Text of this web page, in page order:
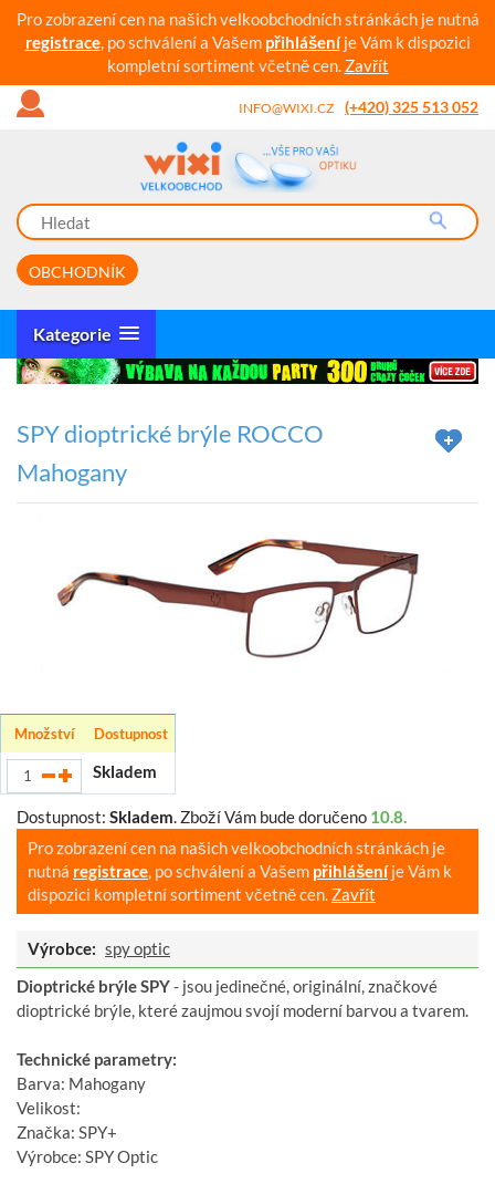
Pro zobrazení cen na našich velkoobchodních stránkách je nutná
registrace, po schválení a Vašem přihlášeníje Vám k dispozici
kompletní sortiment včetně cen. Zavřít
INFO@WIXI.CZ (+420) 325 513 052
OBCHODNÍK
Kategorie
SPY dioptrické brýle ROCCO
Mahogany
Množství Dostupnost
Skladem
Dostupnost: Skladem Zboží Vám bude doručeno 10.8.
Pro zobrazení cen na našich velkoobchodních stránkách je
nutná registrace , po schválení a Vašem přihlášeníje Vám k
dispozici kompletní sortiment včetně cen. Zavřít
Výrobce: spy optic
Dioptrické brýle SPY- jsou jedinečné, originální, značkové
dioptrické brýle, které zaujmou svojí moderní barvou a tvarem.
Technické parametry:
Barva: Mahogany
Velikost:
Značka: SPY+
Výrobce: SPY Optic